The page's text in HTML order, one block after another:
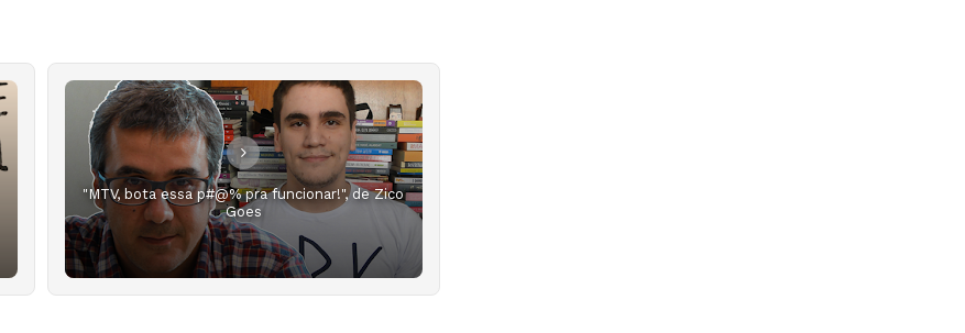
"MTV, bota essa p#@% pra funcionar!", de Zico
Goes